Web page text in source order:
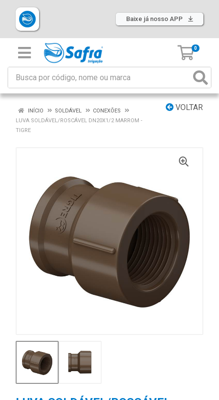
Baixe já nosso APP
0
VOLTAR
INÍCIO SOLDÁVEL
CONEXÕES
LUVA SOLDÁVEL/ROSCÁVEL DN20X1/2 MARROM -
TIGRE